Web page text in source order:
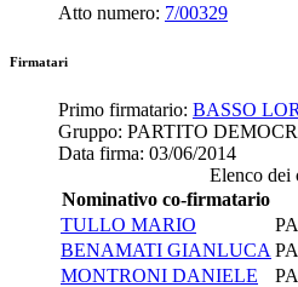
Atto numero: 7/00329
Firmatari
Primo firmatario: BASSO
Gruppo: PARTITO
Data firma: 03/06/2014
Elenco dei
Nominativo co-firmatario
TULLO MARIO
BENAMATI GIANLUCA
MONTRONI DANIELE